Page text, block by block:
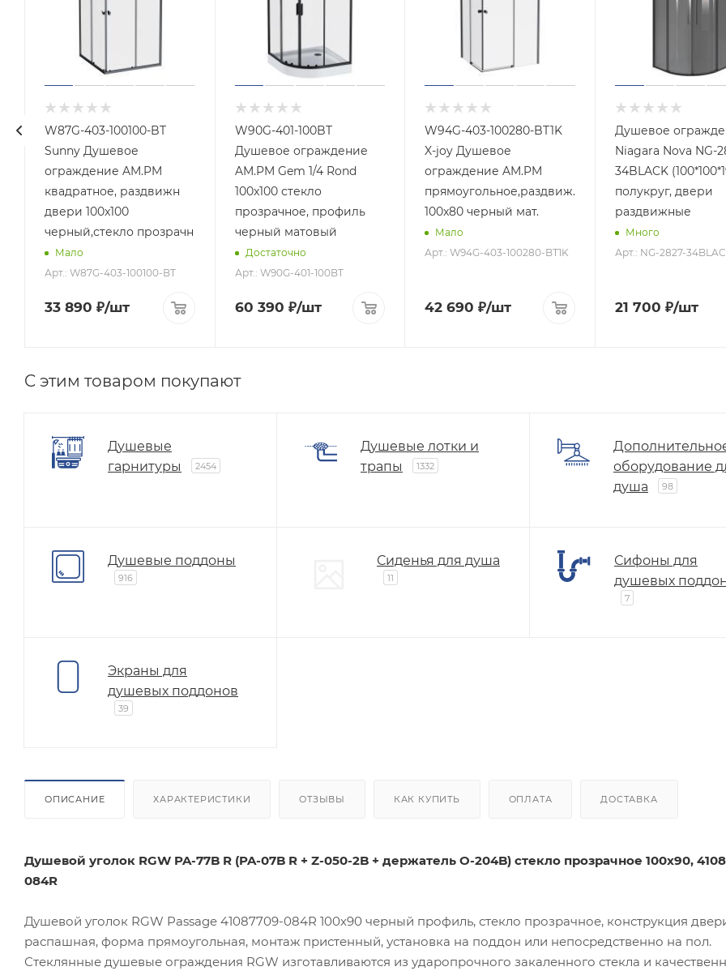
W87G-403-100100-BT
Sunny Душевое
ограждение AM.PM
квадратное, раздвижн
двери 100x100
черный,стекло прозрачн
Мало
Арт.: W87G-403-100100-BT
33 890 ₽/шт
W90G-401-100BT
Душевое ограждение
AM.PM Gem 1/4 Rond
100x100 стекло
прозрачное, профиль
черный матовый
Достаточно
Арт.: W90G-401-100BT
60 390 ₽/шт
W94G-403-100280-BT1K
X-joy Душевое
ограждение AM.PM
прямоугольное,раздвиж.двери
100x80 черный мат.
Мало
Арт.: W94G-403-100280-BT1K
42 690 ₽/шт
Душевое
Niagara Nova NG-2827-
34BLACK
полукруг, двери
раздвижные
Много
Арт.: NG-2827-
21 700 ₽/шт
C этим товаром покупают
Душевые
гарнитуры
2454
Душевые лотки и
трапы
1332
оборудование
душа
98
Душевые поддоны
916
Сиденья для душа
11
Сифоны для
душевых
7
Экраны для
душевых поддонов
39
ОПИСАНИЕ ХАРАКТЕРИСТИКИ ОТЗЫВЫ КАК КУПИТЬ ОПЛАТА ДОСТАВКА
Душевой уголок RGW PA-77B R (PA-07B R + Z-050-2B + держатель O-204B) стекло прозрачное 100х90,
084R
Душевой уголок RGW Passage 41087709-084R 100х90 черный профиль, стекло прозрачное, конструкция
распашная, форма прямоугольная, монтаж пристенный, установка на поддон или непосредственно на пол.
Стеклянные душевые ограждения RGW изготавливаются из ударопрочного закаленного стекла и